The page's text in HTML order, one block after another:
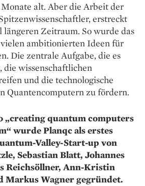
alt. Aber die Arbeit der
erstreckt
längeren Zeitraum. So wurde das
ambitionierten Ideen für
Die zentrale Aufgabe, die es
die wissenschaftlichen
und die technologische
Quantencomputern zu fördern.
„creating quantum computers
wurde Planqc als erstes
Valley-Start-up von
Sebastian Blatt, Johannes
Reichsöllner, Ann-Kristin
Markus Wagner gegründet.